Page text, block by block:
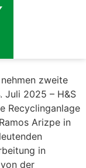
zweite
Juli 2025 – H&S
Recyclinganlage
Arizpe in
in
der